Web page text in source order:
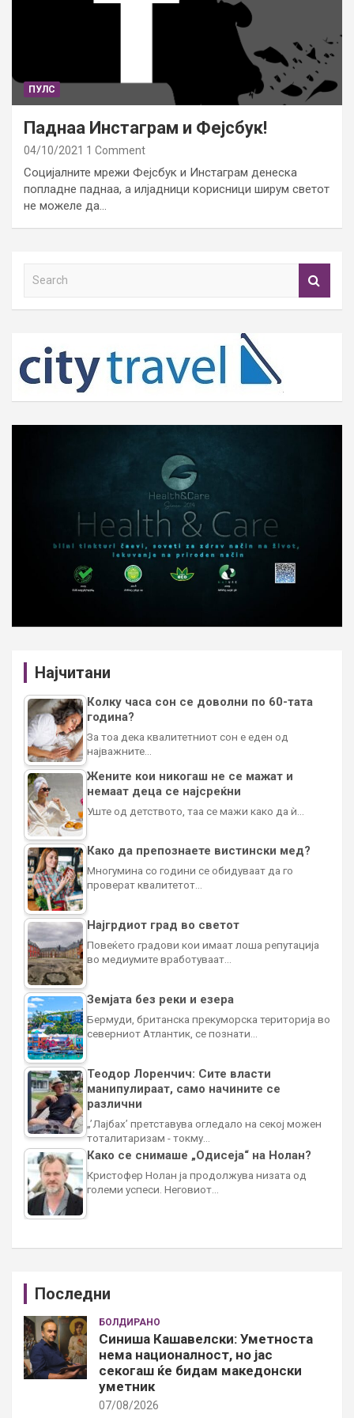
ПУЛС
Паднаа Инстаграм и Фејсбук!
04/10/2021 1 Comment
Социјалните мрежи Фејсбук и Инстаграм денеска
попладне паднаа, а илјадници корисници ширум светот
не можеле да…
h
Најчитани
Колку часа сон се доволни по 60-тата
година?
За тоа дека квалитетниот сон е еден од
најважните…
Жените кои никогаш не се мажат и
немаат деца се најсреќни
Уште од детството, таа се мажи како да ѝ…
Како да препознаете вистински мед?
Многумина со години се обидуваат да го
проверат квалитетот…
Најгрдиот град во светот
Повеќето градови кои имаат лоша репутација
во медиумите вработуваат…
Земјата без реки и езера
Бермуди, британска прекуморска територија во
северниот Атлантик, се познати…
Теодор Лоренчич: Сите власти
манипулираат, само начините се
различни
„’Лајбах’ претставува огледало на секој можен
тоталитаризам - токму…
Како се снимаше „Одисеја“ на Нолан?
Кристофер Нолан ја продолжува низата од
големи успеси. Неговиот…
Последни
БОЛДИРАНО
Синиша Кашавелски: Уметноста
нема националност, но јас
секогаш ќе бидам македонски
уметник
07/08/2026